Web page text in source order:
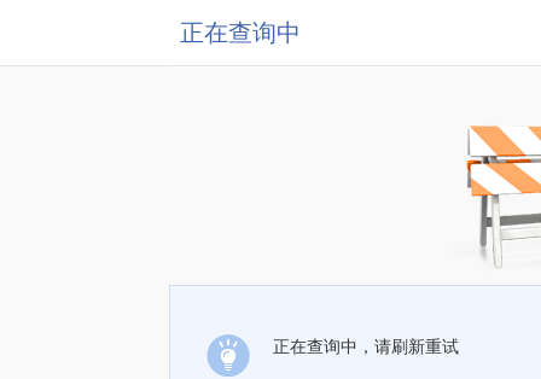
正在查询中
正在查询中，请刷新重试